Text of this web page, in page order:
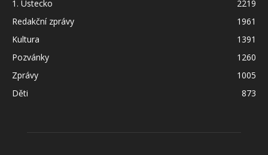
1. Ústecko
2219
Redakční zprávy
1961
Kultura
1391
Pozvánky
1260
Zprávy
1005
Děti
873